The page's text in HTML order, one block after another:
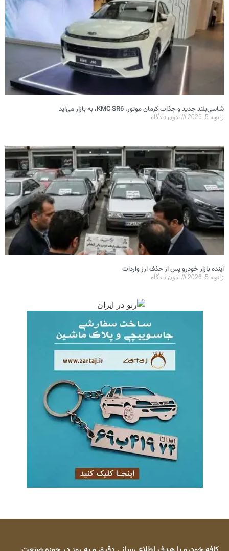
شاسی‌بلند جدید و جذاب کرمان موتور، KMC SR6، به بازار می‌آید
ژانویه 5, 2026 بدون دیدگاه
آینده بازار خودرو پس از حذف ارز واردات
ژانویه 5, 2026 بدون دیدگاه